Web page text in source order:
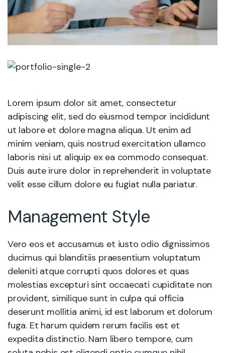
Lorem ipsum dolor sit amet, consectetur
adipiscing elit, sed do eiusmod tempor incididunt
ut labore et dolore magna aliqua. Ut enim ad
minim veniam, quis nostrud exercitation ullamco
laboris nisi ut aliquip ex ea commodo consequat.
Duis aute irure dolor in reprehenderit in voluptate
velit esse cillum dolore eu fugiat nulla pariatur.
Management Style
Vero eos et accusamus et iusto odio dignissimos
ducimus qui blanditiis praesentium voluptatum
deleniti atque corrupti quos dolores et quas
molestias excepturi sint occaecati cupiditate non
provident, similique sunt in culpa qui officia
deserunt mollitia animi, id est laborum et dolorum
fuga. Et harum quidem rerum facilis est et
expedita distinctio. Nam libero tempore, cum